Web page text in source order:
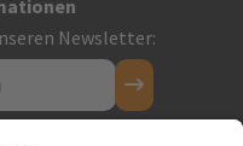
Newsletter: